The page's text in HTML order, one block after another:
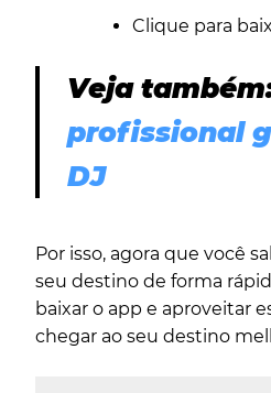
Clique para
Veja
profissional
DJ
Por isso, agora que você
seu destino de forma
baixar o app e aproveitar
chegar ao seu destino